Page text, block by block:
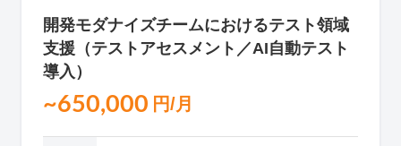
開発モダナイズチームにおけるテスト領域
支援（テストアセスメント／AI自動テスト
導入）
~650,000 円/月